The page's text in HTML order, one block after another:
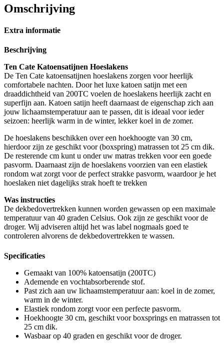
Omschrijving
Extra informatie
Beschrijving
Ten Cate Katoensatijnen Hoeslakens
De Ten Cate katoensatijnen hoeslakens zorgen voor heerlijk
comfortabele nachten. Door het luxe katoen satijn met een
draaddichtheid van 200TC voelen de hoeslakens heerlijk zacht en
superfijn aan. Katoen satijn heeft daarnaast de eigenschap zich aan
jouw lichaamstemperatuur aan te passen, dit is ideaal voor ieder
seizoen: heerlijk warm in de winter, lekker koel in de zomer.
De hoeslakens beschikken over een hoekhoogte van 30 cm,
hierdoor zijn ze geschikt voor (boxspring) matrassen tot 25 cm dik.
De resterende cm kunt u onder uw matras trekken voor een goede
pasvorm. Daarnaast zijn de hoeslakens voorzien van een elastiek
rondom wat zorgt voor de perfect strakke pasvorm, waardoor je het
hoeslaken niet dagelijks strak hoeft te trekken
Was instructies
De dekbedovertrekken kunnen worden gewassen op een maximale
temperatuur van 40 graden Celsius. Ook zijn ze geschikt voor de
droger. Wij adviseren altijd het was label nogmaals goed te
controleren alvorens de dekbedovertrekken te wassen.
Specificaties
Gemaakt van 100% katoensatijn (200TC)
Ademende en vochtabsorberende stof.
Past zich aan uw lichaamstemperatuur aan: koel in de zomer,
warm in de winter.
Elastiek rondom zorgt voor een perfecte pasvorm.
Hoekhoogte 30 cm, geschikt voor boxsprings en matrassen tot
25 cm dik.
Wasbaar op 40 graden en geschikt voor de droger.